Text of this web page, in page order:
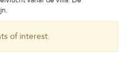
of interest.